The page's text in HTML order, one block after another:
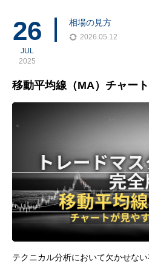
ます。ラインを引くことで生まれる
26
JUL
2025
相場の見方
2026.05.12
移動平均線（MA）チャー
テクニカル分析において欠かせな